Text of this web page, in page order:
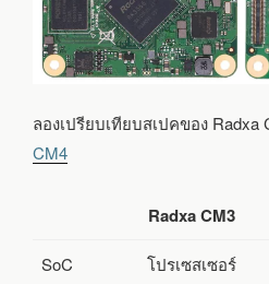
ลองเปรียบเทียบสเปคของ Radxa
CM4
Radxa CM3
SoC
โปรเซสเซอร์